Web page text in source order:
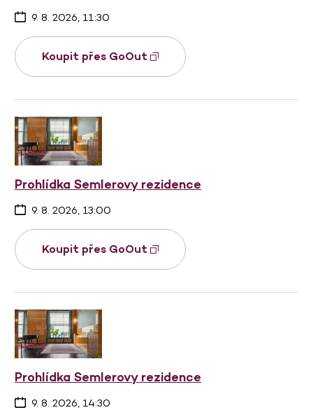
9. 8. 2026, 11:30
Koupit přes GoOut
Prohlídka Semlerovy rezidence
9. 8. 2026, 13:00
Koupit přes GoOut
Prohlídka Semlerovy rezidence
9. 8. 2026, 14:30